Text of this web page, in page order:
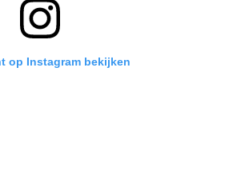
op Instagram bekijken